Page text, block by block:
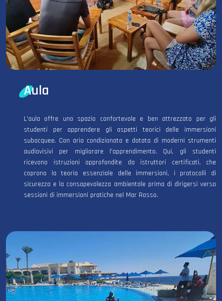
Aula
L'aula offre uno spazio confortevole e ben attrezzato per gli
studenti per apprendere gli aspetti teorici delle immersioni
subacquee. Con aria condizionata e dotata di moderni strumenti
audiovisivi per migliorare l'apprendimento. Qui, gli studenti
ricevono istruzioni approfondite da istruttori certificati, che
coprono la teoria essenziale delle immersioni, i protocolli di
sicurezza e la consapevolezza ambientale prima di dirigersi verso
sessioni di immersioni pratiche nel Mar Rosso.